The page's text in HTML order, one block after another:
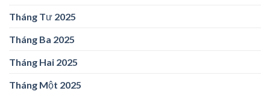
Tháng Tư 2025
Tháng Ba 2025
Tháng Hai 2025
Tháng Một 2025